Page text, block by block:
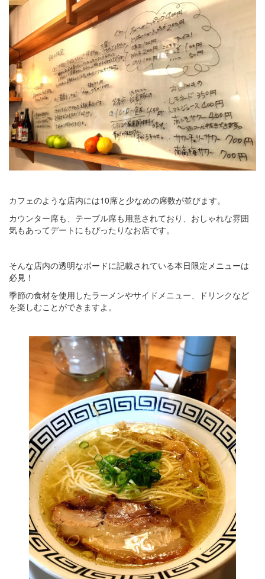
カフェのような店内には10席と少なめの席数が並びます。
カウンター席も、テーブル席も用意されており、おしゃれな雰囲
気もあってデートにもぴったりなお店です。
そんな店内の透明なボードに記載されている本日限定メニューは
必見！
季節の食材を使用したラーメンやサイドメニュー、ドリンクなど
を楽しむことができますよ。